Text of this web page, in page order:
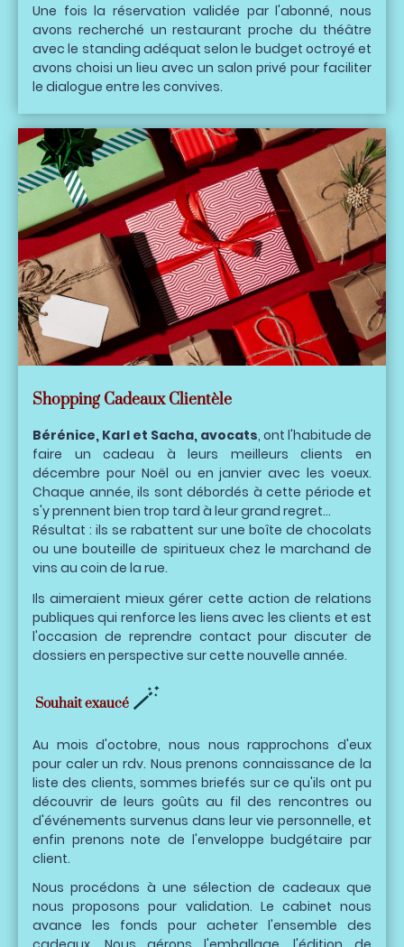
Une fois la réservation validée par l'abonné, nous
avons recherché un restaurant proche du théâtre
avec le standing adéquat selon le budget octroyé et
avons choisi un lieu avec un salon privé pour faciliter
le dialogue entre les convives.
Shopping Cadeaux Clientèle
Bérénice, Karl et Sacha, avocats, ont l'habitude de
faire un cadeau à leurs meilleurs clients en
décembre pour Noël ou en janvier avec les voeux.
Chaque année, ils sont débordés à cette période et
s'y prennent bien trop tard à leur grand regret...
Résultat : ils se rabattent sur une boîte de chocolats
ou une bouteille de spiritueux chez le marchand de
vins au coin de la rue.
Ils aimeraient mieux gérer cette action de relations
publiques qui renforce les liens avec les clients et est
l'occasion de reprendre contact pour discuter de
dossiers en perspective sur cette nouvelle année.
Souhait exaucé 🪄
Au mois d'octobre, nous nous rapprochons d'eux
pour caler un rdv. Nous prenons connaissance de la
liste des clients, sommes briefés sur ce qu'ils ont pu
découvrir de leurs goûts au fil des rencontres ou
d'événements survenus dans leur vie personnelle, et
enfin prenons note de l'enveloppe budgétaire par
client.
Nous procédons à une sélection de cadeaux que
nous proposons pour validation. Le cabinet nous
avance les fonds pour acheter l'ensemble des